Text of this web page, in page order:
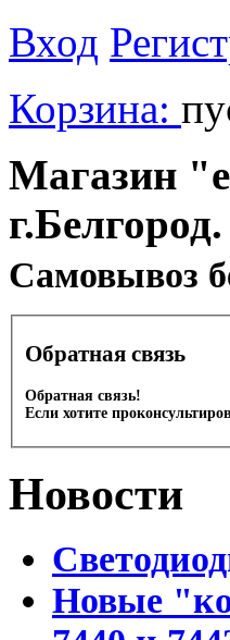
Вход
Корзина:
Магазин
Cамовывоз
Обратная связь
Обратная связь!
Если хотите
Новости
Новые